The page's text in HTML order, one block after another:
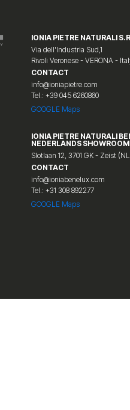
IONIA PIETRE NATURALI
Via dell'Industria Sud,1
Rivoli Veronese - VERONA -
CONTACT
info@ioniapietre.com
Tel.: +39 045 6260860
GOOGLE Maps
IONIA PIETRE NATURALI
NEDERLANDS SHOWROOM
Slotlaan 12, 3701 GK - Zeist
CONTACT
info@ioniabenelux.com
Tel.: +31 308 892277
GOOGLE Maps